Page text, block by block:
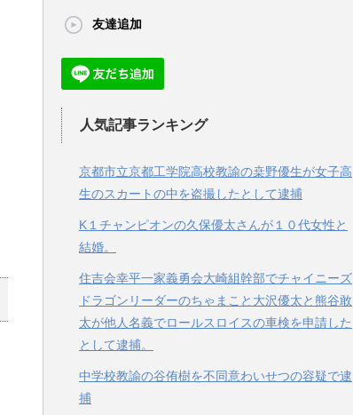
友達追加
人気記事ランキング
京都市立京都工学院高校教諭の桒野優生が女子高
生のスカートの中を盗撮したとして逮捕
K１チャンピオンの久保優太さんが１０代女性と
結婚。
住吉会幸平一家義勇会大崎組幹部でチャイニーズ
ドラゴンリーダーのちゃまこと大沢優太と熊谷敢
太が他人名義でロールスロイスの車検を申請した
として逮捕。
中学校教諭の谷侑樹を不同意わいせつの容疑で逮
捕